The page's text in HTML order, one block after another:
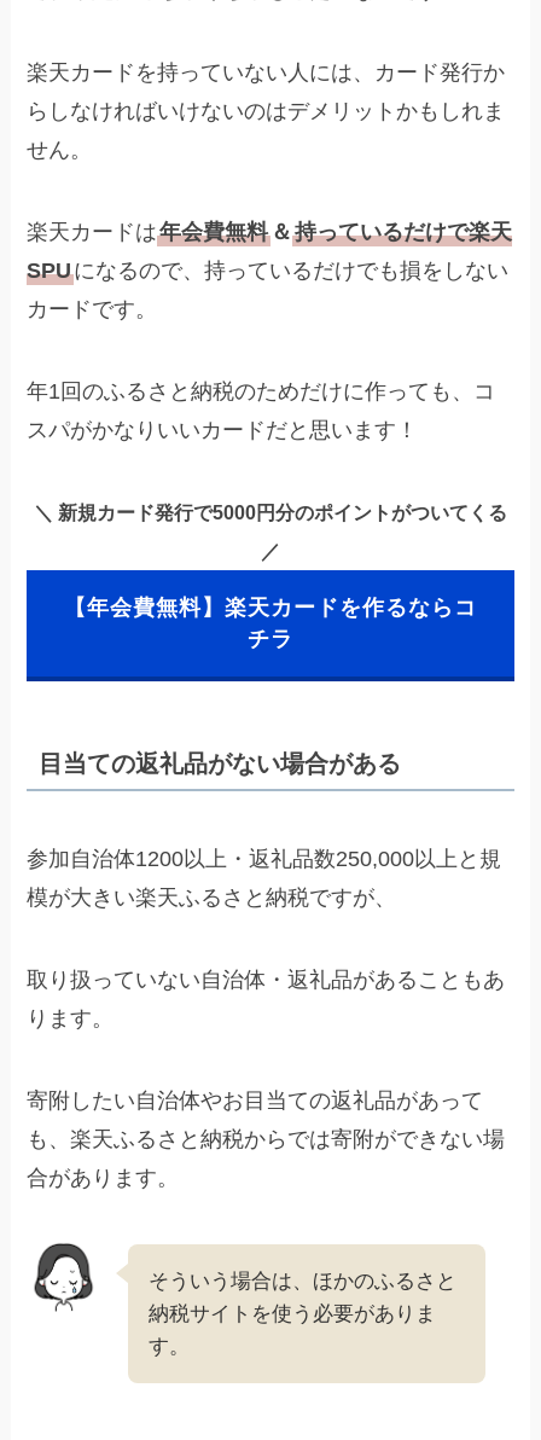
楽天カードを持っていない人には、カード発行か
らしなければいけないのはデメリットかもしれま
せん。
楽天カードは年会費無料 ＆持っているだけで楽天
SPUになるので、持っているだけでも損をしない
カードです。
年1回のふるさと納税のためだけに作っても、コ
スパがかなりいいカードだと思います！
＼ 新規カード発行で5000円分のポイントがついてくる
／
【年会費無料】楽天カードを作るならコ
チラ
目当ての返礼品がない場合がある
参加自治体1200以上・返礼品数250,000以上と規
模が大きい楽天ふるさと納税ですが、
取り扱っていない自治体・返礼品があることもあ
ります。
寄附したい自治体やお目当ての返礼品があって
も、楽天ふるさと納税からでは寄附ができない場
合があります。
そういう場合は、ほかのふるさと
納税サイトを使う必要がありま
す。